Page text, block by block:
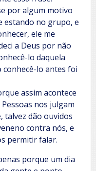
por algum motivo
estando no grupo, e
ele me
a Deus por não
lo daquela
conhecê-lo antes foi
assim acontece
nos julgam
talvez dão ouvidos
contra nós, e
permitir falar.
porque um dia